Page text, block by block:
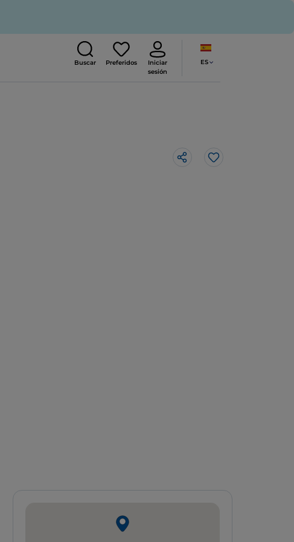
Buscar Preferidos
Iniciar
sesión
ES
Me gusta